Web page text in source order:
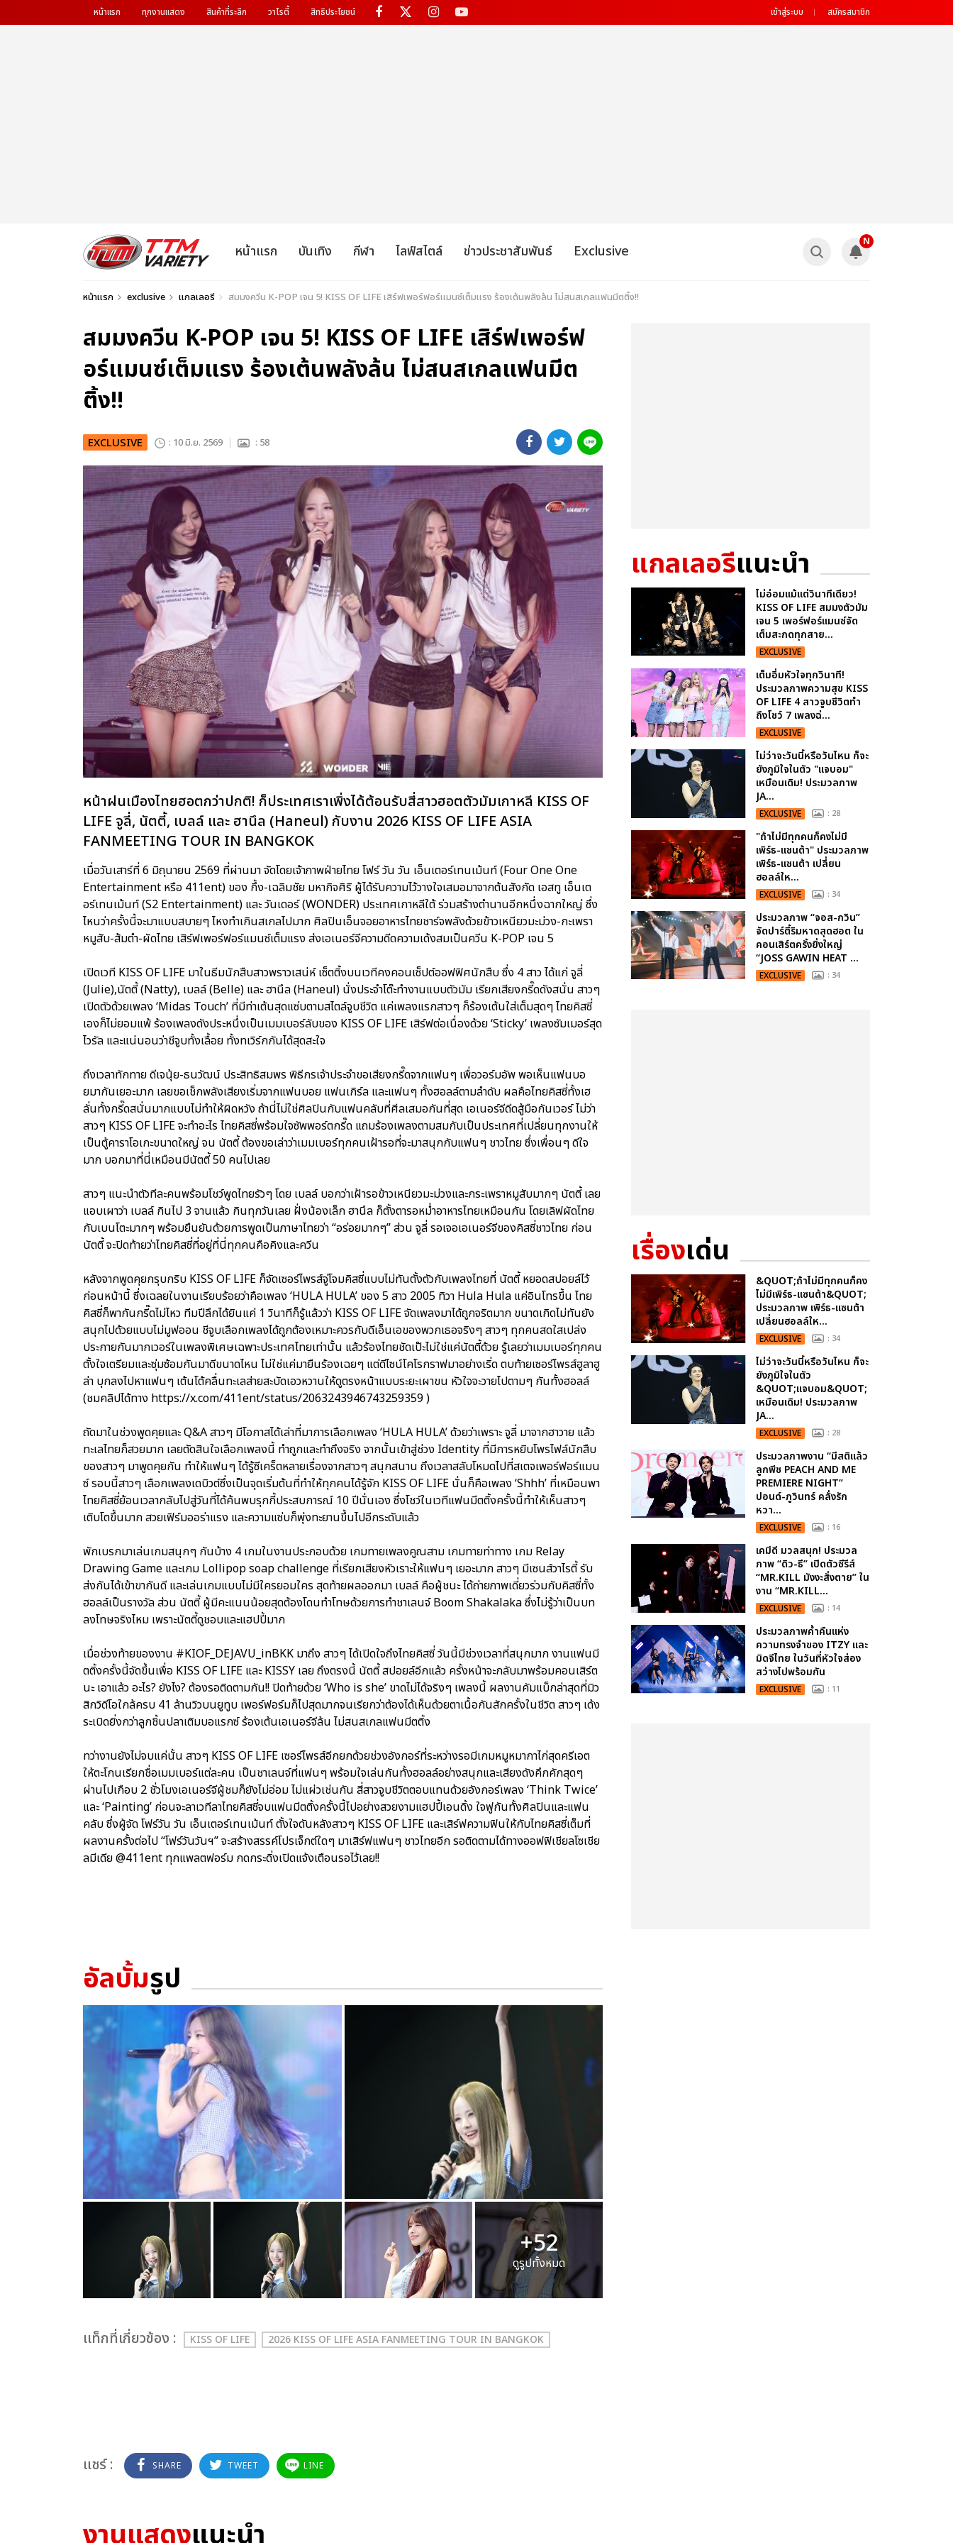
หน้าแรก ทุกงานแสดง สินค้าที่ระลึก วาไรตี้ สิทธิประโยชน์ เข้าสู่ระบบ สมัครสมาชิก
หน้าแรก บันเทิง กีฬา ไลฟ์สไตล์ ข่าวประชาสัมพันธ์ Exclusive
N
หน้าแรก exclusive แกลเลอรี สมมงควีน K-POP เจน 5! KISS OF LIFE เสิร์ฟเพอร์ฟอร์แมนซ์เต็มแรง ร้องเต้นพลังล้น ไม่สนสเกลแฟนมีตติ้ง!!
สมมงควีน K-POP เจน 5! KISS OF LIFE เสิร์ฟเพอร์ฟ
อร์แมนซ์เต็มแรง ร้องเต้นพลังล้น ไม่สนสเกลแฟนมีต
ติ้ง!!
EXCLUSIVE : 10 มิ.ย. 2569 : 58
หน้าฝนเมืองไทยฮอตกว่าปกติ! ก็ประเทศเราเพิ่งได้ต้อนรับสี่สาวฮอตตัวมัมเกาหลี KISS OF
LIFE จูลี่, นัตตี้, เบลล์ และ ฮานึล (Haneul) กับงาน 2026 KISS OF LIFE ASIA
FANMEETING TOUR IN BANGKOK
เมื่อวันเสาร์ที่ 6 มิถุนายน 2569 ที่ผ่านมา จัดโดยเจ้าภาพฝ่ายไทย โฟร์ วัน วัน เอ็นเตอร์เทนเม้นท์ (Four One One
Entertainment หรือ 411ent) ของ กึ้ง-เฉลิมชัย มหากิจศิริ ผู้ได้รับความไว้วางใจเสมอมาจากต้นสังกัด เอสทู เอ็นเต
อร์เทนเม้นท์ (S2 Entertainment) และ วันเดอร์ (WONDER) ประเทศเกาหลีใต้ ร่วมสร้างตำนานอีกหนึ่งฉากใหญ่ ซึ่ง
ไหนว่าครั้งนี้จะมาแบบสบายๆ ไหงทำเกินสเกลไปมาก ศิลปินเอ็นจอยอาหารไทยชาร์จพลังด้วยข้าวเหนียวมะม่วง-กะเพรา
หมูสับ-ส้มตำ-ผัดไทย เสิร์ฟเพอร์ฟอร์แมนซ์เต็มแรง ส่งเอเนอร์จีความดีดความเด้งสมเป็นควีน K-POP เจน 5
เปิดเวที KISS OF LIFE มาในธีมนักสืบสาวพราวเสน่ห์ เซ็ตติ้งบนเวทีคงคอนเซ็ปต์ออฟฟิศนักสืบ ซึ่ง 4 สาว ได้แก่ จูลี่
(Julie),นัตตี้ (Natty), เบลล์ (Belle) และ ฮานึล (Haneul) นั่งประจำโต๊ะทำงานแบบตัวมัม เรียกเสียงกรี๊ดดังสนั่น สาวๆ
เปิดตัวด้วยเพลง ‘Midas Touch’ ที่มีท่าเต้นสุดแซ่บตามสไตล์จูบชีวิต แค่เพลงแรกสาวๆ ก็ร้องเต้นใส่เต็มสุดๆ ไทยคิสซี่
เองก็ไม่ยอมแพ้ ร้องเพลงดังประหนึ่งเป็นเมมเบอร์ลับของ KISS OF LIFE เสิร์ฟต่อเนื่องด้วย ‘Sticky’ เพลงซัมเมอร์สุด
ไวรัล และแน่นอนว่าชีจูบทั้งเลื้อย ทั้งทเวิร์กกันได้สุดสะใจ
ถึงเวลาทักทาย ดีเจนุ้ย-ธนวัฒน์ ประสิทธิสมพร พิธีกรเจ้าประจำขอเสียงกรี๊ดจากแฟนๆ เพื่อวอร์มอัพ พอเห็นแฟนบอ
ยมากันเยอะมาก เลยขอเช็กพลังเสียงเริ่มจากแฟนบอย แฟนเกิร์ล และแฟนๆ ทั้งฮอลล์ตามลำดับ ผลคือไทยคิสซี่ทั้งเฮ
ลั่นทั้งกรี๊ดสนั่นมากแบบไม่ทำให้ผิดหวัง ถ้านี่ไม่ใช่ศิลปินกับแฟนคลับที่ศีลเสมอกันที่สุด เอเนอร์จีดีดสู้มือกันเวอร์ ไม่ว่า
สาวๆ KISS OF LIFE จะทำอะไร ไทยคิสซี่พร้อมใจซัพพอร์ตกรี๊ด แถมร้องเพลงตามสมกับเป็นประเทศที่เปลี่ยนทุกงานให้
เป็นตู้คาราโอเกะขนาดใหญ่ จน นัตตี้ ต้องขอเล่าว่าเมมเบอร์ทุกคนเฝ้ารอที่จะมาสนุกกับแฟนๆ ชาวไทย ซึ่งเพื่อนๆ ดีใจ
มาก บอกมาที่นี่เหมือนมีนัตตี้ 50 คนไปเลย
สาวๆ แนะนำตัวทีละคนพร้อมโชว์พูดไทยรัวๆ โดย เบลล์ บอกว่าเฝ้ารอข้าวเหนียวมะม่วงและกระเพราหมูสับมากๆ นัตตี้ เลย
แอบเผาว่า เบลล์ กินไป 3 จานแล้ว กินทุกวันเลย ฝั่งน้องเล็ก ฮานึล ก็ตั้งตารอหม่ำอาหารไทยเหมือนกัน โดยเลิฟผัดไทย
กับเบนโตะมากๆ พร้อมยืนยันด้วยการพูดเป็นภาษาไทยว่า “อร่อยมากๆ” ส่วน จูลี่ รอเจอเอเนอร์จีของคิสซี่ชาวไทย ก่อน
นัตตี้ จะปิดท้ายว่าไทยคิสซี่ที่อยู่ที่นี่ทุกคนคือคิงและควีน
หลังจากพูดคุยกรุบกริบ KISS OF LIFE ก็จัดเซอร์ไพรส์จู่โจมคิสซี่แบบไม่ทันตั้งตัวกับเพลงไทยที่ นัตตี้ หยอดสปอยล์ไว้
ก่อนหน้านี้ ซึ่งเฉลยในงานเรียบร้อยว่าคือเพลง ‘HULA HULA’ ของ 5 สาว 2005 ทิวา Hula Hula แค่อินโทรขึ้น ไทย
คิสซี่ก็พากันกรี๊ดไม่ไหว ทีมปีลึกได้ยินแค่ 1 วินาทีก็รู้แล้วว่า KISS OF LIFE จัดเพลงมาได้ถูกจริตมาก ขนาดเกิดไม่ทันยัง
สนุกไปด้วยแบบไม่มูฟออน ชีจูบเลือกเพลงได้ถูกต้องเหมาะควรกับดีเอ็นเอของพวกเธอจริงๆ สาวๆ ทุกคนสดใสเปล่ง
ประกายกันมากเวอร์ในเพลงพิเศษเฉพาะประเทศไทยเท่านั้น แล้วร้องไทยชัดเป๊ะไม่ใช่แค่นัตตี้ด้วย รู้เลยว่าเมมเบอร์ทุกคน
ตั้งใจเตรียมและซุ่มซ้อมกันมาดีขนาดไหน ไม่ใช่แค่มายืนร้องเฉยๆ แต่ดีไซน์โคโรกราฟมาอย่างเริ่ด ตบท้ายเซอร์ไพรส์ฮูลาฮู
ล่า บุกลงไปหาแฟนๆ เต้นโต้คลื่นทะเลส่ายสะบัดเอวหวานให้ดูตรงหน้าแบบระยะเผาขน หัวใจจะวายไปตามๆ กันทั้งฮอลล์
(ชมคลิปได้ทาง https://x.com/411ent/status/2063243946743259359 )
ถัดมาในช่วงพูดคุยและ Q&A สาวๆ มีโอกาสได้เล่าที่มาการเลือกเพลง ‘HULA HULA’ ด้วยว่าเพราะ จูลี่ มาจากฮาวาย แล้ว
ทะเลไทยก็สวยมาก เลยตัดสินใจเลือกเพลงนี้ ทำถูกและทำถึงจริง จากนั้นเข้าสู่ช่วง Identity ที่มีการหยิบโพรไฟล์นักสืบ
ของสาวๆ มาพูดคุยกัน ทำให้แฟนๆ ได้รู้ซีเคร็ตหลายเรื่องจากสาวๆ สนุกสนาน ถึงเวลาสลับโหมดไปที่สเตจเพอร์ฟอร์แมน
ซ์ รอบนี้สาวๆ เลือกเพลงเดบิวต์ซึ่งเป็นจุดเริ่มต้นที่ทำให้ทุกคนได้รู้จัก KISS OF LIFE นั่นก็คือเพลง ‘Shhh’ ที่เหมือนพา
ไทยคิสซี่ย้อนเวลากลับไปสู่วันที่ได้ค้นพบรุกกี้ประสบการณ์ 10 ปีนั่นเอง ซึ่งโชว์ในเวทีแฟนมีตติ้งครั้งนี้ทำให้เห็นสาวๆ
เติบโตขึ้นมาก สวยเฟิร์มออร่าแรง และความแซ่บก็พุ่งทะยานขึ้นไปอีกระดับแล้ว
พักเบรกมาเล่นเกมสนุกๆ กันบ้าง 4 เกมในงานประกอบด้วย เกมทายเพลงคูณสาม เกมทายท่าทาง เกม Relay
Drawing Game และเกม Lollipop soap challenge ที่เรียกเสียงหัวเราะให้แฟนๆ เยอะมาก สาวๆ มีเซนส์วาไรตี้ รับ
ส่งกันได้เข้าขากันดี และเล่นเกมแบบไม่มีใครยอมใคร สุดท้ายผลออกมา เบลล์ คือผู้ชนะ ได้ถ่ายภาพเดี่ยวร่วมกับคิสซี่ทั้ง
ฮอลล์เป็นรางวัล ส่วน นัตตี้ ผู้มีคะแนนน้อยสุดต้องโดนทำโทษด้วยการทำชาเลนจ์ Boom Shakalaka ซึ่งไม่รู้ว่าเป็นบท
ลงโทษจริงไหม เพราะนัตตี้ดูชอบและแฮปปี้มาก
เมื่อช่วงท้ายของงาน #KIOF_DEJAVU_inBKK มาถึง สาวๆ ได้เปิดใจถึงไทยคิสซี่ วันนี้มีช่วงเวลาที่สนุกมาก งานแฟนมี
ตติ้งครั้งนี้จัดขึ้นเพื่อ KISS OF LIFE และ KISSY เลย ถึงตรงนี้ นัตตี้ สปอยล์อีกแล้ว ครั้งหน้าจะกลับมาพร้อมคอนเสิร์ต
นะ เอาแล้ว อะไร? ยังไง? ต้องรอติดตามกัน!! ปิดท้ายด้วย ‘Who is she’ ขาดไม่ได้จริงๆ เพลงนี้ ผลงานคัมแบ็กล่าสุดที่มิว
สิกวิดีโอใกล้ครบ 41 ล้านวิวบนยูทูบ เพอร์ฟอร์มก็ไปสุดมากจนเรียกว่าต้องได้เห็นด้วยตาเนื้อกันสักครั้งในชีวิต สาวๆ เด้ง
ระเบิดยิ่งกว่าลูกชิ้นปลาเติมบอแรกซ์ ร้องเต้นเอเนอร์จีล้น ไม่สนสเกลแฟนมีตติ้ง
ทว่างานยังไม่จบแค่นั้น สาวๆ KISS OF LIFE เซอร์ไพรส์อีกยกด้วยช่วงอังกอร์ที่ระหว่างรอมีเกมหมูหมากาไก่สุดครีเอต
ให้ตะโกนเรียกชื่อเมมเบอร์แต่ละคน เป็นชาเลนจ์ที่แฟนๆ พร้อมใจเล่นกันทั้งฮอลล์อย่างสนุกและเสียงดังคึกคักสุดๆ
ผ่านไปเกือบ 2 ชั่วโมงเอเนอร์จีผู้ชมก็ยังไม่อ่อม ไม่แผ่วเช่นกัน สี่สาวจูบชีวิตตอบแทนด้วยอังกอร์เพลง ‘Think Twice’
และ ‘Painting’ ก่อนจะลาเวทีลาไทยคิสซี่จบแฟนมีตติ้งครั้งนี้ไปอย่างสวยงามแฮปปี้เอนดิ้ง ใจฟูกันทั้งศิลปินและแฟน
คลับ ซึ่งผู้จัด โฟร์วัน วัน เอ็นเตอร์เทนเม้นท์ ตั้งใจดันหลังสาวๆ KISS OF LIFE และเสิร์ฟความฟินให้กับไทยคิสซี่เต็มที่
ผลงานครั้งต่อไป “โฟร์วันวันฯ” จะสร้างสรรค์โปรเจ็กต์ใดๆ มาเสิร์ฟแฟนๆ ชาวไทยอีก รอติดตามได้ทางออฟฟิเชียลโซเชีย
ลมีเดีย @411ent ทุกแพลตฟอร์ม กดกระดิ่งเปิดแจ้งเตือนรอไว้เลย!!
อัลบั้มรูป
+52
ดูรูปทั้งหมด
เเท็กที่เกี่ยวข้อง : KISS OF LIFE 2026 KISS OF LIFE ASIA FANMEETING TOUR IN BANGKOK
แชร์ : SHARE TWEET LINE
แกลเลอรีแนะนำ
ไม่อ่อมแม้แต่วินาทีเดียว!
KISS OF LIFE สมมงตัวมัม
เจน 5 เพอร์ฟอร์แมนซ์จัด
เต็มสะกดทุกสาย...
EXCLUSIVE
เต็มอิ่มหัวใจทุกวินาที!
ประมวลภาพความสุข KISS
OF LIFE 4 สาวจูบชีวิตทำ
ถึงโชว์ 7 เพลงฉ่...
EXCLUSIVE
ไม่ว่าจะวันนี้หรือวันไหน ก็จะ
ยังภูมิใจในตัว "แจบอม"
เหมือนเดิม! ประมวลภาพ
JA...
EXCLUSIVE : 28
"ถ้าไม่มีทุกคนก็คงไม่มี
เพิร์ธ-แซนต้า" ประมวลภาพ
เพิร์ธ-แซนต้า เปลี่ยน
ฮอลล์ให...
EXCLUSIVE : 34
ประมวลภาพ “จอส-กวิน”
จัดปาร์ตี้ริมหาดสุดฮอต ใน
คอนเสิร์ตครั้งยิ่งใหญ่
“JOSS GAWIN HEAT ...
EXCLUSIVE : 34
เรื่องเด่น
&QUOT;ถ้าไม่มีทุกคนก็คง
ไม่มีเพิร์ธ-แซนต้า&QUOT;
ประมวลภาพ เพิร์ธ-แซนต้า
เปลี่ยนฮอลล์ให...
EXCLUSIVE : 34
ไม่ว่าจะวันนี้หรือวันไหน ก็จะ
ยังภูมิใจในตัว
&QUOT;แจบอม&QUOT;
เหมือนเดิม! ประมวลภาพ
JA...
EXCLUSIVE : 28
ประมวลภาพงาน “มีสติแล้ว
ลูกพีช PEACH AND ME
PREMIERE NIGHT”
ปอนด์-ภูวินทร์ คลั่งรัก
หวา...
EXCLUSIVE : 16
เคมีดี มวลสนุก! ประมวล
ภาพ “ดิว-ธี” เปิดตัวซีรีส์
“MR.KILL มังงะสั่งตาย” ใน
งาน “MR.KILL...
EXCLUSIVE : 14
ประมวลภาพค่ำคืนแห่ง
ความทรงจำของ ITZY และ
มิดจีไทย ในวันที่หัวใจส่อง
สว่างไปพร้อมกัน
EXCLUSIVE : 11